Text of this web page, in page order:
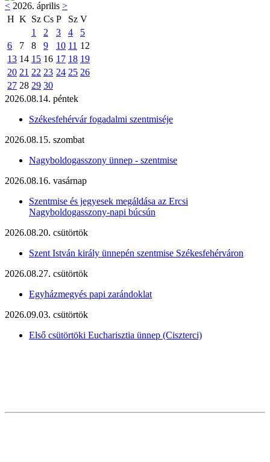
< 2026. április >
H K Sz Cs P Sz V
1
2 3 4
5
6
7 8 9 10 11 12
13 14 15 16 17 18 19
20 21 22 23 24 25 26
27 28 29 30
2026.08.14. péntek
Székesfehérvár fogadalmi szentmiséje
2026.08.15. szombat
Nagyboldogasszony ünnep - szentmise
2026.08.16. vasárnap
Szentmise és jegyesek megáldása az Ercsi
Nagyboldogasszony-napi búcsún
2026.08.20. csütörtök
Szent István király ünnepén szentmise Székesfehérváron
2026.08.27. csütörtök
Egyházmegyés papi zarándoklat
2026.09.03. csütörtök
Első csütörtöki Eucharisztia ünnep (Ciszterci)